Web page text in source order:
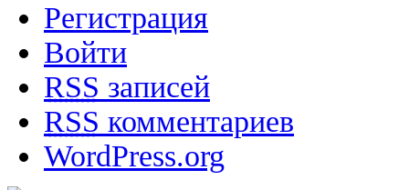
Регистрация
Войти
RSS записей
RSS комментариев
WordPress.org